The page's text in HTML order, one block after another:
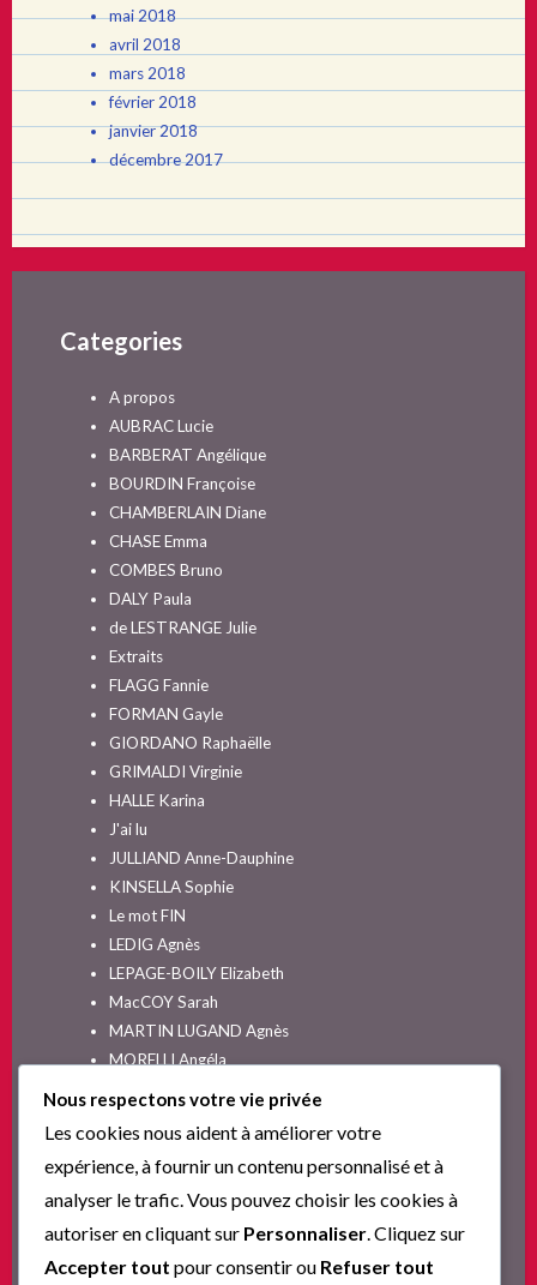
mai 2018
avril 2018
mars 2018
février 2018
janvier 2018
décembre 2017
Categories
A propos
AUBRAC Lucie
BARBERAT Angélique
BOURDIN Françoise
CHAMBERLAIN Diane
CHASE Emma
COMBES Bruno
DALY Paula
de LESTRANGE Julie
Extraits
FLAGG Fannie
FORMAN Gayle
GIORDANO Raphaëlle
GRIMALDI Virginie
HALLE Karina
J'ai lu
JULLIAND Anne-Dauphine
KINSELLA Sophie
Le mot FIN
LEDIG Agnès
LEPAGE-BOILY Elizabeth
MacCOY Sarah
MARTIN LUGAND Agnès
MORELLI Angéla
Non classé
PINGUILLY Yves
RIVA Alex
SESKIS Tina
SOLNON Jean-François
Nous respectons votre vie privée
Les cookies nous aident à améliorer votre
expérience, à fournir un contenu personnalisé et à
analyser le trafic. Vous pouvez choisir les cookies à
autoriser en cliquant sur Personnaliser . Cliquez sur
Accepter tout pour consentir ou Refuser tout